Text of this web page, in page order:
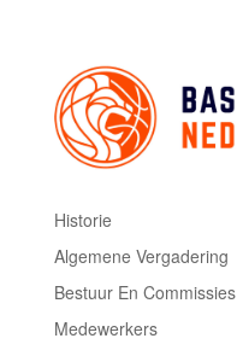
Historie
Algemene Vergadering
Bestuur En Commissies
Medewerkers